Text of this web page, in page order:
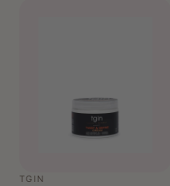
Voor de huid: masseer
plekken zoals
TGIN